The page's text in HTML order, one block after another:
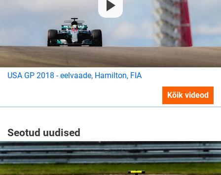
USA GP 2018 - eelvaade, Hamilton, FIA
Kõik videod
Seotud uudised